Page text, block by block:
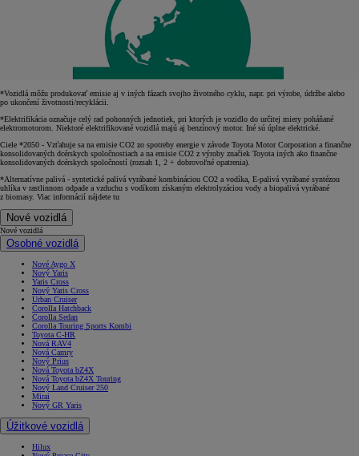
*Vozidlá môžu produkovať emisie aj v iných fázach svojho životného cyklu, napr. pri výrobe, údržbe alebo
po ukončení životnosti/recyklácii.
*Elektrifikácia označuje celý rad pohonných jednotiek, pri ktorých je vozidlo do určitej miery poháňané
elektromotorom. Niektoré elektrifikované vozidlá majú aj benzínový motor. Iné sú úplne elektrické.
Ciele *2050 - Vzťahuje sa na emisie CO2 zo spotreby energie v závode Toyota Motor Corporation a finančne
konsolidovaných dcérskych spoločnostiach a na emisie CO2 z výroby značiek Toyota iných ako finančne
konsolidovaných dcérskych spoločností (rozsah 1, 2 + dobrovoľné opatrenia).
*Alternatívne palivá - syntetické palivá vyrábané kombináciou CO2 a vodíka, E-palivá vyrábané syntézou
uhlíka v rastlinnom odpade a vzduchu s vodíkom získaným elektrolyzáciou vody a biopalivá vyrábané
z biomasy. Viac informácií nájdete tu
Nové vozidlá
Nové vozidlá
Osobné vozidlá
Nové Aygo X
Nový Yaris
Yaris Cross
Nový Yaris Cross
Urban Cruiser
Corolla Hatchback
Corolla Sedan
Corolla Touring Sports Kombi
Toyota C-HR
Nová RAV4
Nová Camry
Nový Prius
Nová Toyota bZ4X
Nová Toyota bZ4X Touring
Nový Land Cruiser 250
Mirai
Nový GR Yaris
Úžitkové vozidlá
Hilux